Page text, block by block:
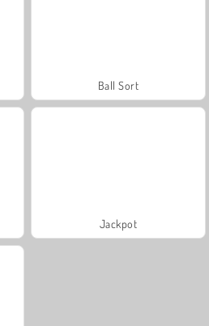
Ball Sort
Jackpot